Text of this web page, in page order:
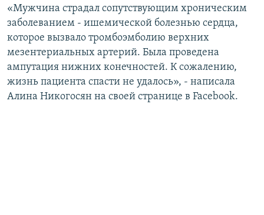
«Мужчина страдал сопутствующим хроническим
заболеванием - ишемической болезнью сердца,
которое вызвало тромбоэмболию верхних
мезентериальных артерий. Была проведена
ампутация нижних конечностей. К сожалению,
жизнь пациента спасти не удалось», - написала
Алина Никогосян на своей странице в Facebook.